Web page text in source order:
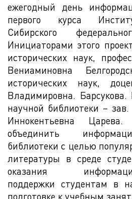
ежегодный день
первого курса
Сибирского
Инициаторами этого
исторических наук,
Вениаминовна
исторических наук,
Владимировна. Барсукова.
научной библиотеки –
Иннокентьевна
объединить
библиотеки с целью
литературы в среде
оказания
поддержки студентам в
подготовке к учебным